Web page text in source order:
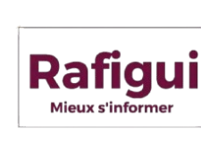
content